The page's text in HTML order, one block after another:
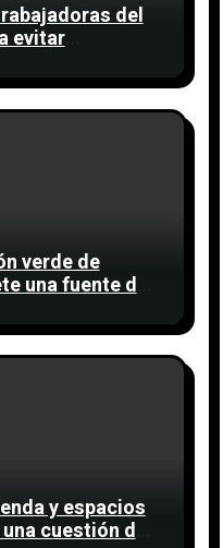
del
evitar
verde de
una fuente de
y espacios
cuestión de